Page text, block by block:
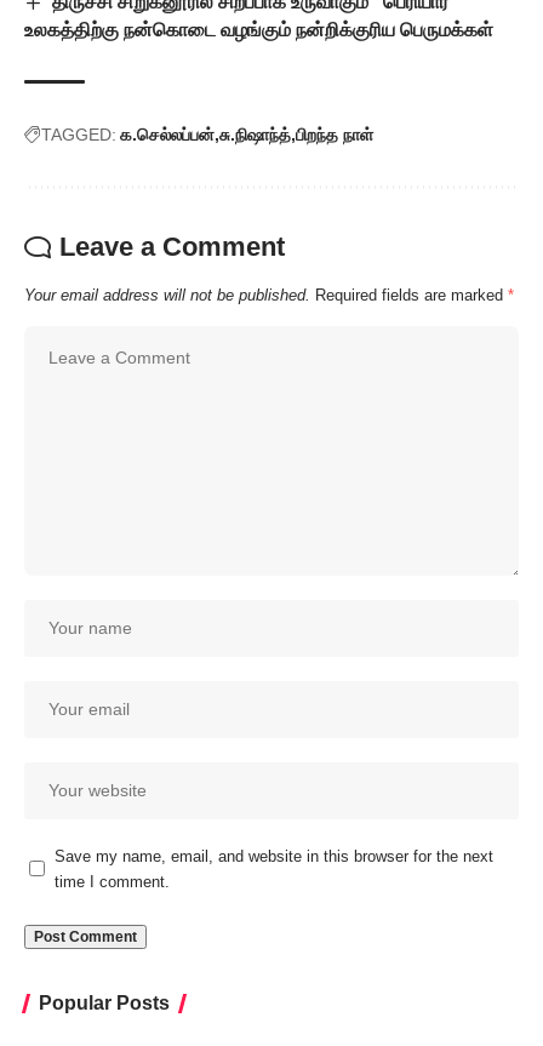
உலகத்திற்கு நன்கொடை வழங்கும் நன்றிக்குரிய பெருமக்கள்
TAGGED: க.செல்லப்பன் சு.நிஷாந்த் பிறந்த நாள்
Leave a Comment
Your email address will not be published. Required fields are marked *
Save my name, email, and website in this browser for the next
time I comment.
Popular Posts